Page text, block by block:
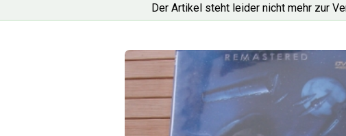
Der Artikel steht leider nicht mehr zur